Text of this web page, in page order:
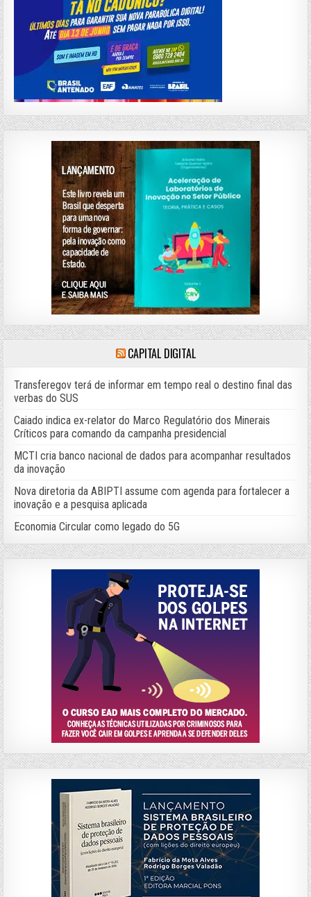
CAPITAL DIGITAL
Transferegov terá de informar em tempo real o destino final das
verbas do SUS
Caiado indica ex-relator do Marco Regulatório dos Minerais
Críticos para comando da campanha presidencial
MCTI cria banco nacional de dados para acompanhar resultados
da inovação
Nova diretoria da ABIPTI assume com agenda para fortalecer a
inovação e a pesquisa aplicada
Economia Circular como legado do 5G